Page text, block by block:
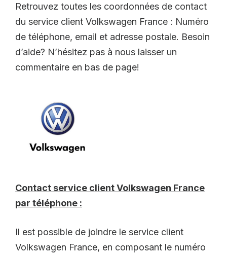
Retrouvez toutes les coordonnées de contact
du service client Volkswagen France : Numéro
de téléphone, email et adresse postale. Besoin
d’aide? N’hésitez pas à nous laisser un
commentaire en bas de page!
Contact service client Volkswagen France
par téléphone :
Il est possible de joindre le service client
Volkswagen France, en composant le numéro